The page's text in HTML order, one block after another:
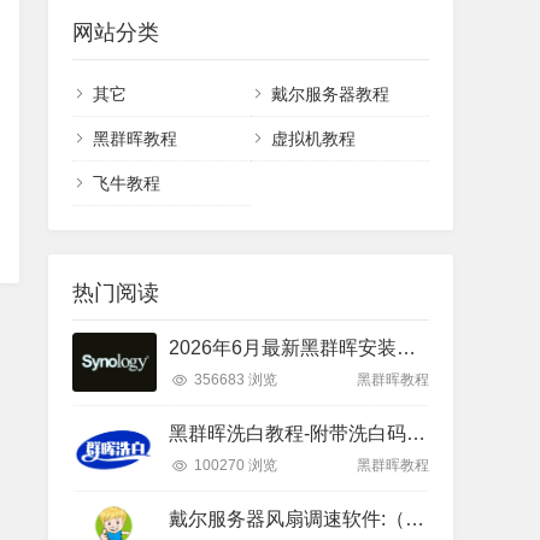
网站分类
其它 戴尔服务器教程
黑群晖教程 虚拟机教程
飞牛教程
热门阅读
2026年6月最新黑群晖安装教程（RR26.6.1+DSM7.4）
356683 浏览 黑群晖教程
黑群晖洗白教程-附带洗白码(2026年3月更新)
100270 浏览 黑群晖教程
戴尔服务器风扇调速软件:（下载激活和设置教程）